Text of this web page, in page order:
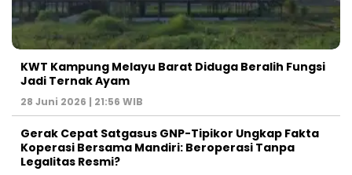
KWT Kampung Melayu Barat Diduga Beralih Fungsi
Jadi Ternak Ayam
28 Juni 2026 | 21:56 WIB
Gerak Cepat Satgasus GNP-Tipikor Ungkap Fakta
Koperasi Bersama Mandiri: Beroperasi Tanpa
Legalitas Resmi?